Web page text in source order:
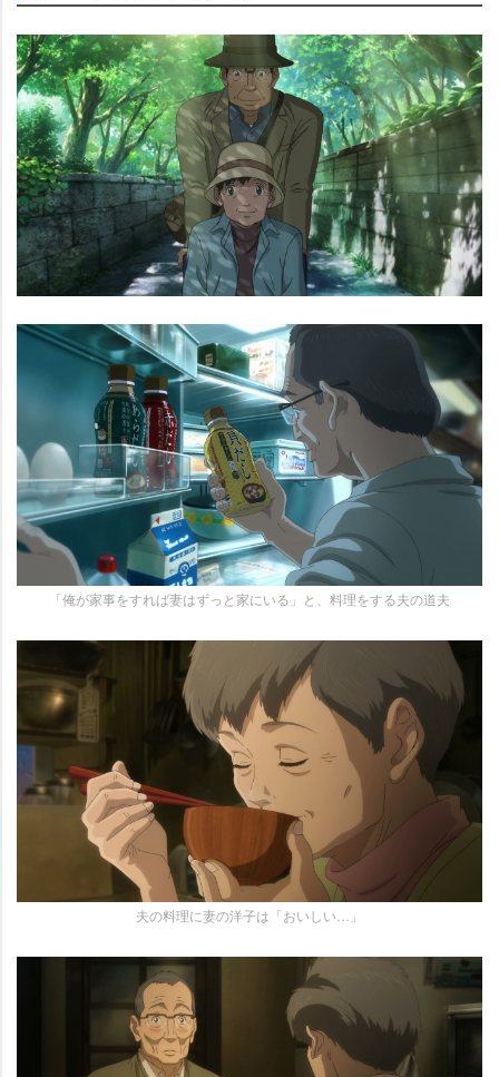
「俺が家事をすれば妻はずっと家にいる」と、料理をする夫の道夫
夫の料理に妻の洋子は「おいしい…」